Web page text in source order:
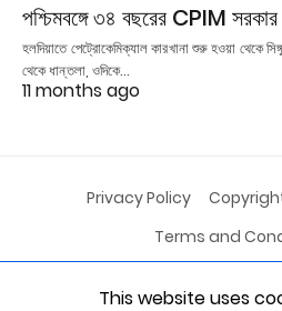
পশ্চিমবঙ্গে ৩৪ বছরের CPIM সরকার
হলদিয়াতে পেট্রোকেমিক্যাল কারখানা শুরু হওয়া থেকে
থেকে ধান্তলা, ওদিকে…
11 months ago
Privacy Policy
Terms and
All Rights Reserved View
This website uses